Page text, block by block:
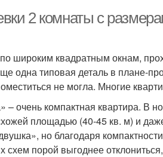
2 комнаты с
широким квадратным окнам,
одна типовая деталь в плане-
не могла. Многие
– очень компактная квартира. В
площадью (40-45 кв. м) и
но благодаря
схем порой выгоднее